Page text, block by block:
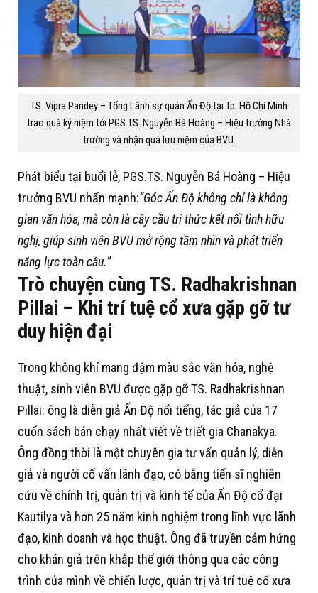
TS. Vipra Pandey – Tổng Lãnh sự quán Ấn Độ tại Tp. Hồ Chí Minh
trao quà kỷ niệm tới PGS.TS. Nguyễn Bá Hoàng – Hiệu trưởng Nhà
trường và nhận quà lưu niệm của BVU.
Phát biểu tại buổi lễ, PGS.TS. Nguyễn Bá Hoàng – Hiệu
trưởng BVU nhấn mạnh:“Góc Ấn Độ không chỉ là không
gian văn hóa, mà còn là cây cầu tri thức kết nối tình hữu
nghị, giúp sinh viên BVU mở rộng tầm nhìn và phát triển
năng lực toàn cầu.”
Trò chuyện cùng TS. Radhakrishnan
Pillai – Khi trí tuệ cổ xưa gặp gỡ tư
duy hiện đại
Trong không khí mang đậm màu sắc văn hóa, nghệ
thuật, sinh viên BVU được gặp gỡ TS. Radhakrishnan
Pillai: ông là diễn giả Ấn Độ nổi tiếng, tác giả của 17
cuốn sách bán chạy nhất viết về triết gia Chanakya.
Ông đồng thời là một chuyên gia tư vấn quản lý, diễn
giả và người cố vấn lãnh đạo, có bằng tiến sĩ nghiên
cứu về chính trị, quản trị và kinh tế của Ấn Độ cổ đại
Kautilya và hơn 25 năm kinh nghiệm trong lĩnh vực lãnh
đạo, kinh doanh và học thuật. Ông đã truyền cảm hứng
cho khán giả trên khắp thế giới thông qua các công
trình của mình về chiến lược, quản trị và trí tuệ cổ xưa